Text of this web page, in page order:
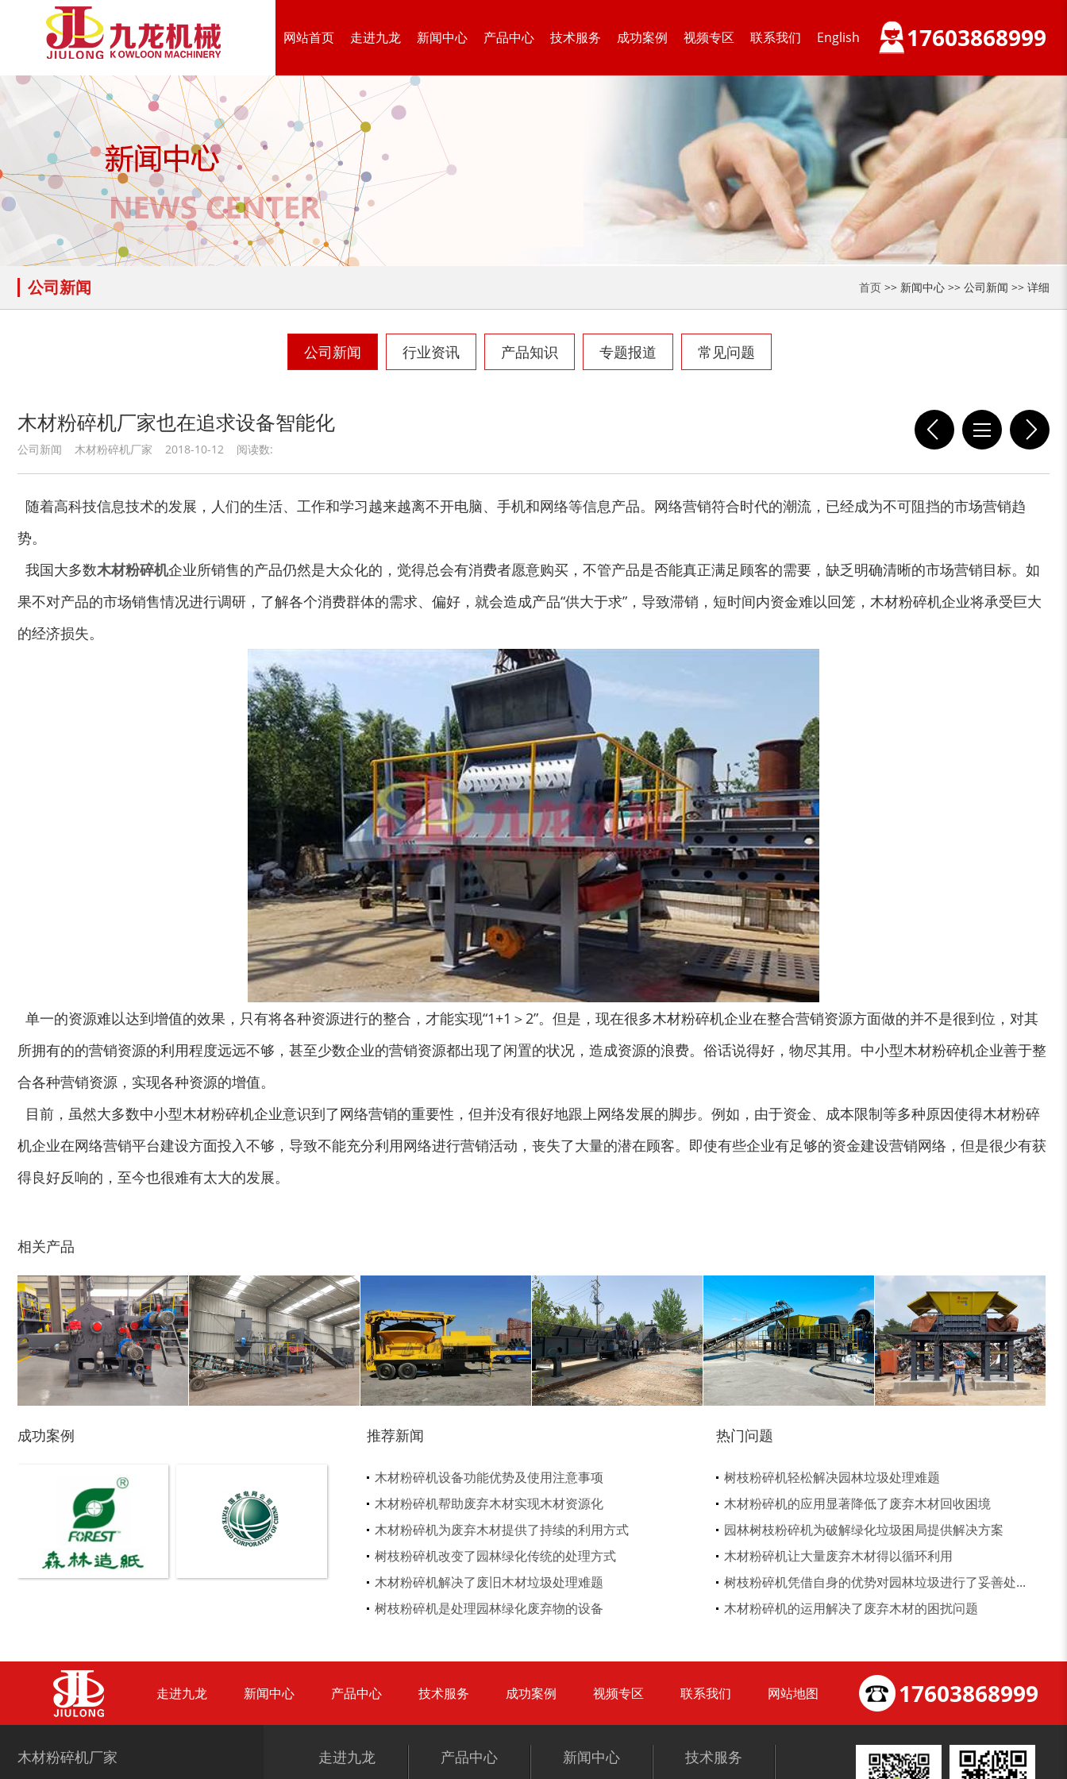
网站首页 走进九龙 新闻中心 产品中心 技术服务 成功案例 视频专区 联系我们 English 17603868999
公司新闻 首页 >> 新闻中心 >> 公司新闻 >> 详细
公司新闻 行业资讯 产品知识 专题报道 常见问题
木材粉碎机厂家也在追求设备智能化
公司新闻 木材粉碎机厂家 2018-10-12 阅读数:
随着高科技信息技术的发展，人们的生活、工作和学习越来越离不开电脑、手机和网络等信息产品。网络营销符合时代的潮流，已经成为不可阻挡的市场营销趋
势。
我国大多数木材粉碎机企业所销售的产品仍然是大众化的，觉得总会有消费者愿意购买，不管产品是否能真正满足顾客的需要，缺乏明确清晰的市场营销目标。如
果不对产品的市场销售情况进行调研，了解各个消费群体的需求、偏好，就会造成产品“供大于求”，导致滞销，短时间内资金难以回笼，木材粉碎机企业将承受巨大
的经济损失。
单一的资源难以达到增值的效果，只有将各种资源进行的整合，才能实现“1+1＞2”。但是，现在很多木材粉碎机企业在整合营销资源方面做的并不是很到位，对其
所拥有的的营销资源的利用程度远远不够，甚至少数企业的营销资源都出现了闲置的状况，造成资源的浪费。俗话说得好，物尽其用。中小型木材粉碎机企业善于整
合各种营销资源，实现各种资源的增值。
目前，虽然大多数中小型木材粉碎机企业意识到了网络营销的重要性，但并没有很好地跟上网络发展的脚步。例如，由于资金、成本限制等多种原因使得木材粉碎
机企业在网络营销平台建设方面投入不够，导致不能充分利用网络进行营销活动，丧失了大量的潜在顾客。即使有些企业有足够的资金建设营销网络，但是很少有获
得良好反响的，至今也很难有太大的发展。
相关产品
木材切片机 大型木材粉碎机 圆盘破碎机 综合破碎机 大型稻草捆撕碎机... 金属撕碎机
生活垃圾破碎机 大型树枝粉碎机 大型秸秆粉碎机 废旧轮胎胶粉设备... 锯末粉碎机 大件垃圾处理设备...
金属破碎机
成功案例 推荐新闻
木材粉碎机设备功能优势及使用注意事项
木材粉碎机帮助废弃木材实现木材资源化
木材粉碎机为废弃木材提供了持续的利用方式
树枝粉碎机改变了园林绿化传统的处理方式
木材粉碎机解决了废旧木材垃圾处理难题
树枝粉碎机是处理园林绿化废弃物的设备
热门问题
树枝粉碎机轻松解决园林垃圾处理难题
木材粉碎机的应用显著降低了废弃木材回收困境
园林树枝粉碎机为破解绿化垃圾困局提供解决方案
木材粉碎机让大量废弃木材得以循环利用
树枝粉碎机凭借自身的优势对园林垃圾进行了妥善处...
木材粉碎机的运用解决了废弃木材的困扰问题
走进九龙 新闻中心 产品中心 技术服务 成功案例 视频专区 联系我们 网站地图 17603868999
木材粉碎机厂家 走进九龙 产品中心 新闻中心 技术服务